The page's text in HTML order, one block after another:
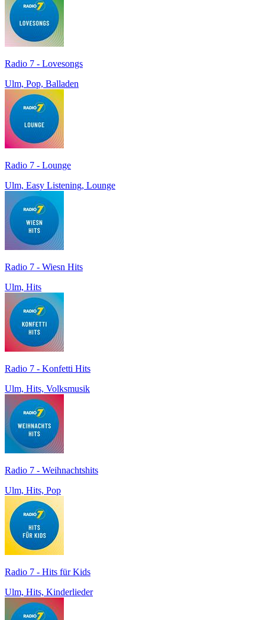
Radio 7 - Lovesongs
Ulm, Pop, Balladen
Radio 7 - Lounge
Ulm, Easy Listening, Lounge
Radio 7 - Wiesn Hits
Ulm, Hits
Radio 7 - Konfetti Hits
Ulm, Hits, Volksmusik
Radio 7 - Weihnachtshits
Ulm, Hits, Pop
Radio 7 - Hits für Kids
Ulm, Hits, Kinderlieder